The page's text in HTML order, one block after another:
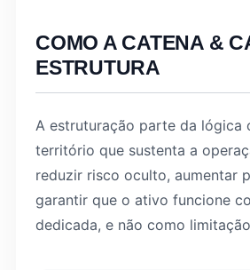
COMO A CATENA &
ESTRUTURA
A estruturação parte da lógica
território que sustenta a
reduzir risco oculto, aumentar
garantir que o ativo funcione
dedicada, e não como